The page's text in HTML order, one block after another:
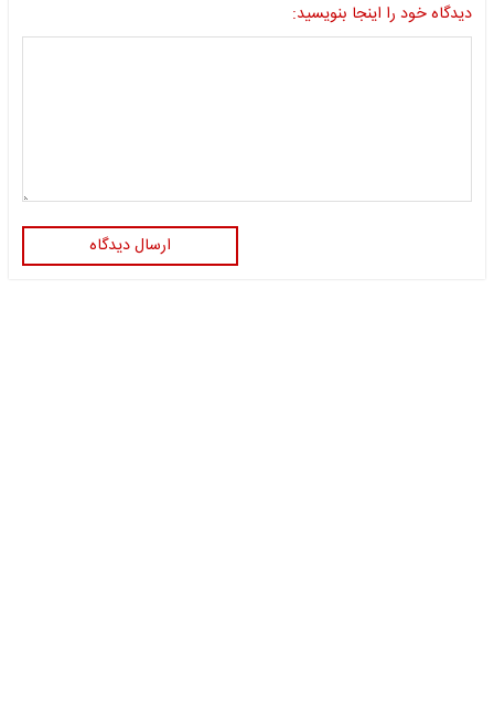
دیدگاه خود را اینجا بنویسید:
ارسال دیدگاه